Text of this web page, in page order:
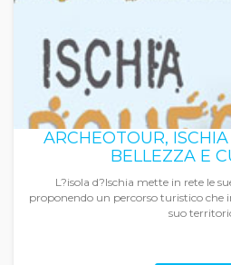
ARCHEOTOUR,
BELLEZZA E
L?isola d?Ischia mette in rete le
proponendo un percorso turistico che
suo